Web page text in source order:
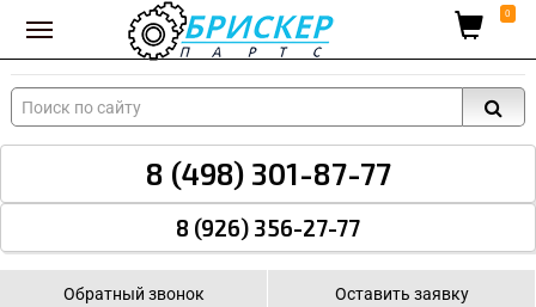
Вход для поставщиков 0
8 (498) 301-87-77
8 (926) 356-27-77
Обратный звонок Оставить заявку